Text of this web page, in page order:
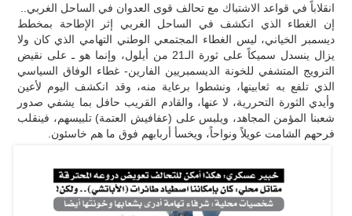
انقلاباً في قواعد الاشتباك مع تحالف قوى العدوان في الساحل الغربي..
إن الغطاء الذي انكشف في الساحل الغربي إثر الإطاحة بمخطط
ديسمبر الخياني، ليس الغطاء المجتمعي الوطني التهامي الذي كان ولا
يزال ينسدل سميكاً على ثورة الـ21 من أيلول، وإنما هو ـ على نقيض
الترويج المتشفي للخونة الديسمبريين الفارين- غطاء الوفاق السياسي
الذي تلفع به ثعابينها، ونشطوا برعاية منه، وقد انكشف اليوم لأعين
وأيدي الثورة التحررية، لا عنها، والقادم القريب حافل بما يشفي صدور
شعبنا المؤمن المجاهد، ويلبس على (عفافيش العتمة) تلبيسهم، فينقلب
فرحهم الشامت عويلاً ونواحاً، ويخسأ أربابهم فوق ما هم خاسئون.